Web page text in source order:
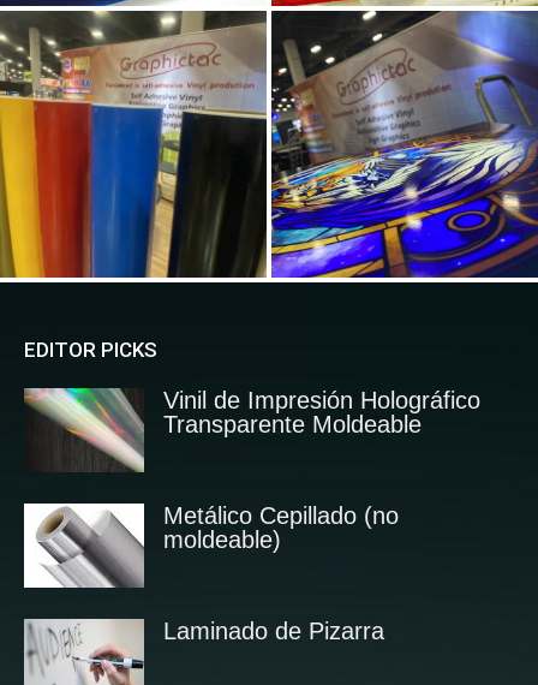
EDITOR PICKS
Vinil de Impresión Holográfico
Transparente Moldeable
Metálico Cepillado (no
moldeable)
Laminado de Pizarra